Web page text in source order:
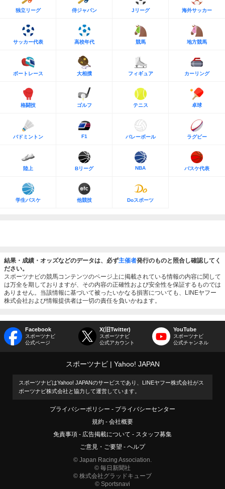
独立リーグ 侍ジャパン Jリーグ 海外サッカー
サッカー代表 高校年代 競馬 地方競馬
ボートレース 大相撲 フィギュア カーリング
格闘技 ゴルフ テニス 卓球
バドミントン F1 バレーボール ラグビー
陸上 Bリーグ NBA バスケ代表
学生バスケ 他競技 Doスポーツ
結果・成績・オッズなどのデータは、必ず主催者発行のものと照合し確認してく
ださい。
スポーツナビの競馬コンテンツのページ上に掲載されている情報の内容に関して
は万全を期しておりますが、その内容の正確性および安全性を保証するものでは
ありません。当該情報に基づいて被ったいかなる損害についても、LINEヤフー
株式会社および情報提供者は一切の責任を負いかねます。
Facebook
スポーツナビ
公式ページ
X(旧Twitter)
スポーツナビ
公式アカウント
YouTube
スポーツナビ
公式チャンネル
スポーツナビ Yahoo! JAPAN
スポーツナビはYahoo! JAPANのサービスであり、LINEヤフー株式会社がス
ポーツナビ株式会社と協力して運営しています。
プライバシーポリシー
プライバシーセンター
規約
会社概要
免責事項
広告掲載について
スタッフ募集
ご意見・ご要望
ヘルプ
© Japan Racing Association.
© 毎日新聞社
© 株式会社グラッドキューブ
© Sportsnavi